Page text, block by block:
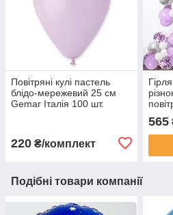
Повітряні кулі пастель
блідо-мережевий 25 см
Gemar Італія 100 шт.
220 ₴/комплект
565
Подібні товари компанії